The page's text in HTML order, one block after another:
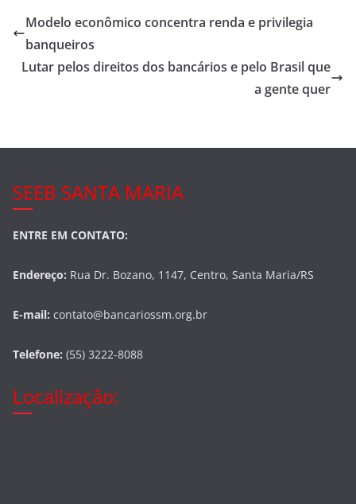
e
b
o
er e
Modelo econômico concentra renda e privilegia
banqueiros
Lutar pelos direitos dos bancários e pelo Brasil que
a gente quer
SEEB SANTA MARIA
ENTRE EM CONTATO:
Endereço: Rua Dr. Bozano, 1147, Centro, Santa Maria/RS
E-mail: contato@bancariossm.org.br
Telefone: (55) 3222-8088
Localização: